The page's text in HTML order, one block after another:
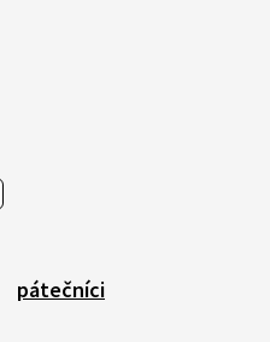
pátečníci